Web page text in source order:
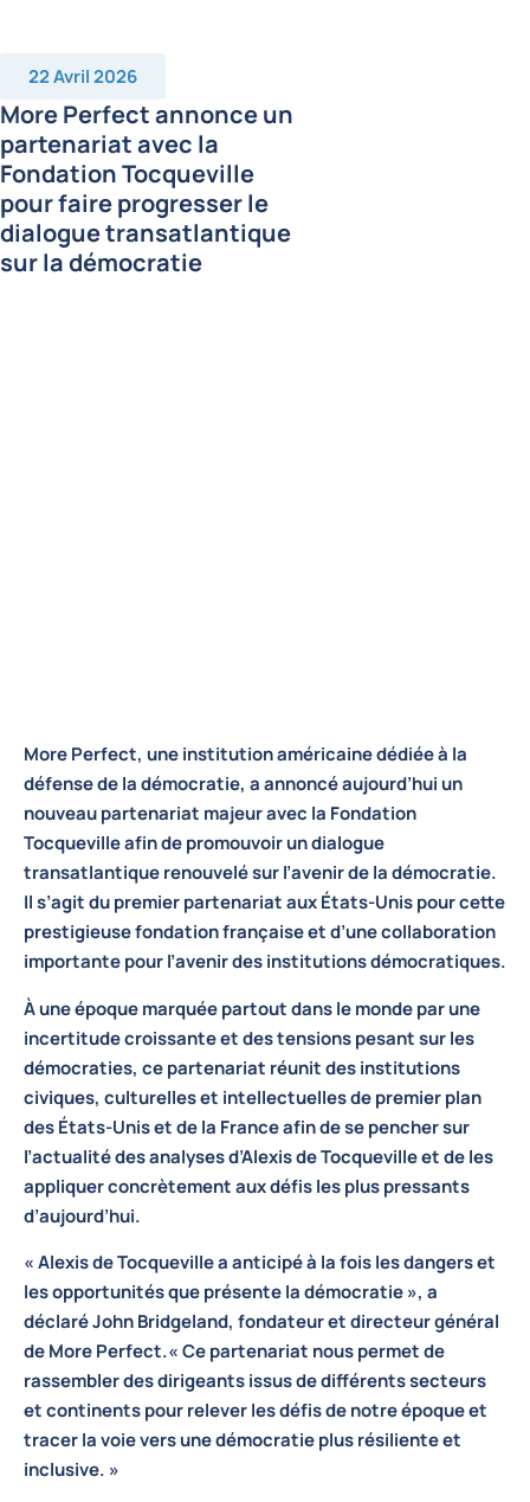
22 Avril 2026
More Perfect annonce un
partenariat avec la
Fondation Tocqueville
pour faire progresser le
dialogue transatlantique
sur la démocratie
More Perfect, une institution américaine dédiée à la
défense de la démocratie, a annoncé aujourd’hui un
nouveau partenariat majeur avec la Fondation
Tocqueville afin de promouvoir un dialogue
transatlantique renouvelé sur l’avenir de la démocratie.
Il s’agit du premier partenariat aux États-Unis pour cette
prestigieuse fondation française et d’une collaboration
importante pour l’avenir des institutions démocratiques.
À une époque marquée partout dans le monde par une
incertitude croissante et des tensions pesant sur les
démocraties, ce partenariat réunit des institutions
civiques, culturelles et intellectuelles de premier plan
des États-Unis et de la France afin de se pencher sur
l’actualité des analyses d’Alexis de Tocqueville et de les
appliquer concrètement aux défis les plus pressants
d’aujourd’hui.
« Alexis de Tocqueville a anticipé à la fois les dangers et
les opportunités que présente la démocratie », a
déclaréJohn Bridgeland, fondateur et directeur général
de More Perfect.« Ce partenariat nous permet de
rassembler des dirigeants issus de différents secteurs
et continents pour relever les défis de notre époque et
tracer la voie vers une démocratie plus résiliente et
inclusive. »